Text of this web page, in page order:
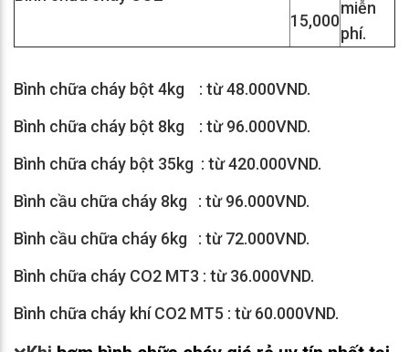
15,000
miễn
phí.
Bình chữa cháy bột 4kg : từ 48.000VND.
Bình chữa cháy bột 8kg : từ 96.000VND.
Bình chữa cháy bột 35kg : từ 420.000VND.
Bình cầu chữa cháy 8kg : từ 96.000VND.
Bình cầu chữa cháy 6kg : từ 72.000VND.
Bình chữa cháy CO2 MT3 : từ 36.000VND.
Bình chữa cháy khí CO2 MT5 : từ 60.000VND.